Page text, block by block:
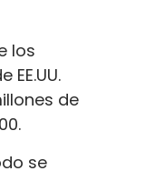
los
EE.UU.
de
se